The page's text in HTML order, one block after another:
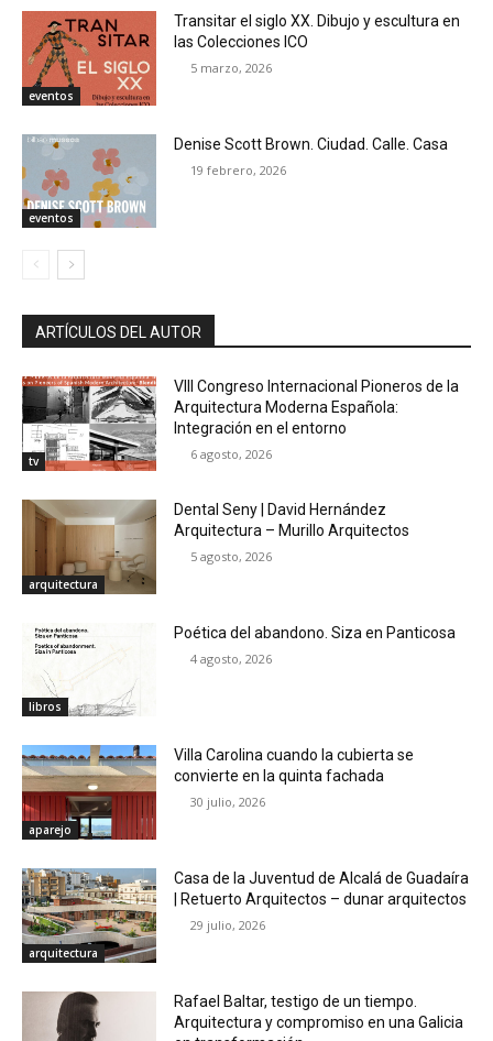
eventos
Transitar el siglo XX. Dibujo y escultura en
las Colecciones ICO
5 marzo, 2026
eventos
Denise Scott Brown. Ciudad. Calle. Casa
19 febrero, 2026
ARTÍCULOS DEL AUTOR
tv
VIII Congreso Internacional Pioneros de la
Arquitectura Moderna Española:
Integración en el entorno
6 agosto, 2026
arquitectura
Dental Seny | David Hernández
Arquitectura – Murillo Arquitectos
5 agosto, 2026
libros
Poética del abandono. Siza en Panticosa
4 agosto, 2026
aparejo
Villa Carolina cuando la cubierta se
convierte en la quinta fachada
30 julio, 2026
arquitectura
Casa de la Juventud de Alcalá de Guadaíra
| Retuerto Arquitectos – dunar arquitectos
29 julio, 2026
Rafael Baltar, testigo de un tiempo.
Arquitectura y compromiso en una Galicia